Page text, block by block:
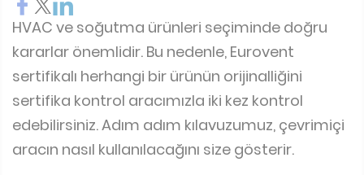
HVAC ve soğutma ürünleri seçiminde doğru
kararlar önemlidir. Bu nedenle, Eurovent
sertifikalı herhangi bir ürünün orijinalliğini
sertifika kontrol aracımızla iki kez kontrol
edebilirsiniz. Adım adım kılavuzumuz, çevrimiçi
aracın nasıl kullanılacağını size gösterir.